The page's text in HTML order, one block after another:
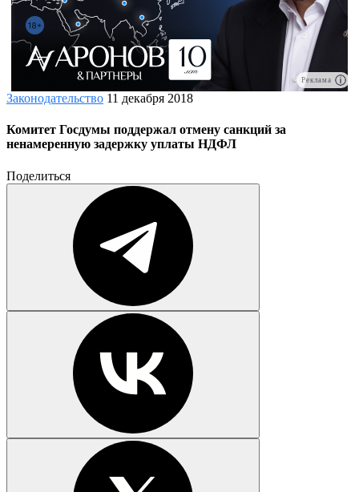
Реклама
Законодательство 11 декабря 2018
Комитет Госдумы поддержал отмену санкций за
ненамеренную задержку уплаты НДФЛ
Поделиться